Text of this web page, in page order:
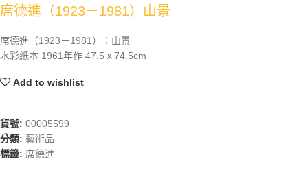
席德進（1923－1981）山景
席德進（1923－1981）；山景
水彩紙本 1961年作 47.5ｘ74.5cm
Add to wishlist
貨號: 00005599
分類: 藝術品
標籤: 席德進